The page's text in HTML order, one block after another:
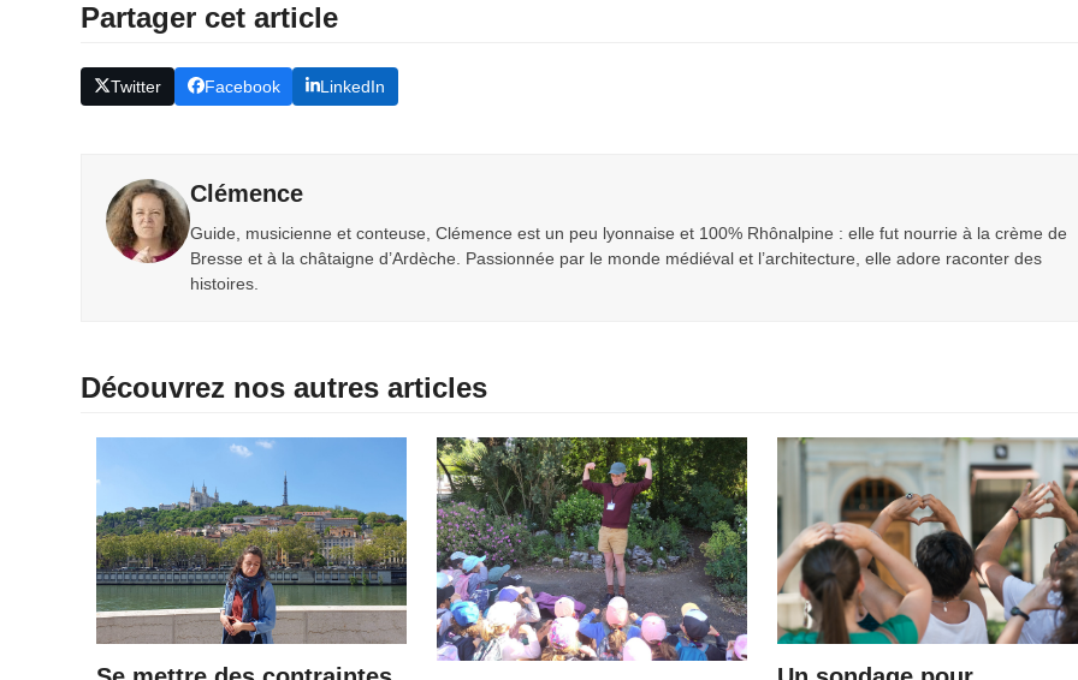
Partager cet article
Twitter Facebook LinkedIn
Clémence
Guide, musicienne et conteuse, Clémence est un peu lyonnaise et 100% Rhônalpine : elle fut nourrie à la crème de
Bresse et à la châtaigne d’Ardèche. Passionnée par le monde médiéval et l’architecture, elle adore raconter des
histoires.
Découvrez nos autres articles